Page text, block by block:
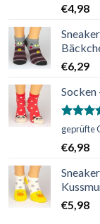
von 5
€4,98
€6,29
Socken
mit
von 5
geprüfte
€6,98
€5,98